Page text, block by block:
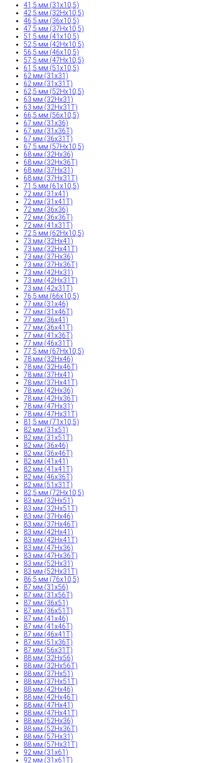
41,5 мм (31x10,5)
42,5 мм (32Hx10,5)
46,5 мм (36x10,5)
47,5 мм (37Hx10,5)
51,5 мм (41x10,5)
52,5 мм (42Hx10,5)
56,5 мм (46x10,5)
57,5 мм (47Hx10,5)
61,5 мм (51x10,5)
62 мм (31x31)
62 мм (31x31T)
62,5 мм (52Hx10,5)
63 мм (32Hx31)
63 мм (32Hx31T)
66,5 мм (56x10,5)
67 мм (31x36)
67 мм (31x36T)
67 мм (36x31T)
67,5 мм (57Hx10,5)
68 мм (32Hx36)
68 мм (32Hx36T)
68 мм (37Hx31)
68 мм (37Hx31T)
71,5 мм (61x10,5)
72 мм (31x41)
72 мм (31x41T)
72 мм (36x36)
72 мм (36x36T)
72 мм (41x31T)
72,5 мм (62Hx10,5)
73 мм (32Hx41)
73 мм (32Hx41T)
73 мм (37Hx36)
73 мм (37Hx36T)
73 мм (42Hx31)
73 мм (42Hx31T)
73 мм (42x31T)
76,5 мм (66x10,5)
77 мм (31x46)
77 мм (31x46T)
77 мм (36x41)
77 мм (36x41T)
77 мм (41x36T)
77 мм (46x31T)
77,5 мм (67Hx10,5)
78 мм (32Hx46)
78 мм (32Hx46T)
78 мм (37Hx41)
78 мм (37Hx41T)
78 мм (42Hx36)
78 мм (42Hx36T)
78 мм (47Hx31)
78 мм (47Hx31T)
81,5 мм (71x10,5)
82 мм (31x51)
82 мм (31x51T)
82 мм (36x46)
82 мм (36x46T)
82 мм (41x41)
82 мм (41x41T)
82 мм (46x36T)
82 мм (51x31T)
82,5 мм (72Hx10,5)
83 мм (32Hx51)
83 мм (32Hx51T)
83 мм (37Hx46)
83 мм (37Hx46T)
83 мм (42Hx41)
83 мм (42Hx41T)
83 мм (47Hx36)
83 мм (47Hx36T)
83 мм (52Hx31)
83 мм (52Hx31T)
86,5 мм (76x10,5)
87 мм (31x56)
87 мм (31x56T)
87 мм (36x51)
87 мм (36x51T)
87 мм (41x46)
87 мм (41x46T)
87 мм (46x41T)
87 мм (51x36T)
87 мм (56x31T)
88 мм (32Hx56)
88 мм (32Hx56T)
88 мм (37Hx51)
88 мм (37Hx51T)
88 мм (42Hx46)
88 мм (42Hx46T)
88 мм (47Hx41)
88 мм (47Hx41T)
88 мм (52Hx36)
88 мм (52Hx36T)
88 мм (57Hx31)
88 мм (57Hx31T)
92 мм (31x61)
92 мм (31x61T)